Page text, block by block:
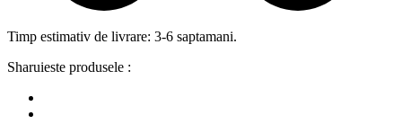
Timp estimativ de livrare: 3-6 saptamani.
Sharuieste produsele :